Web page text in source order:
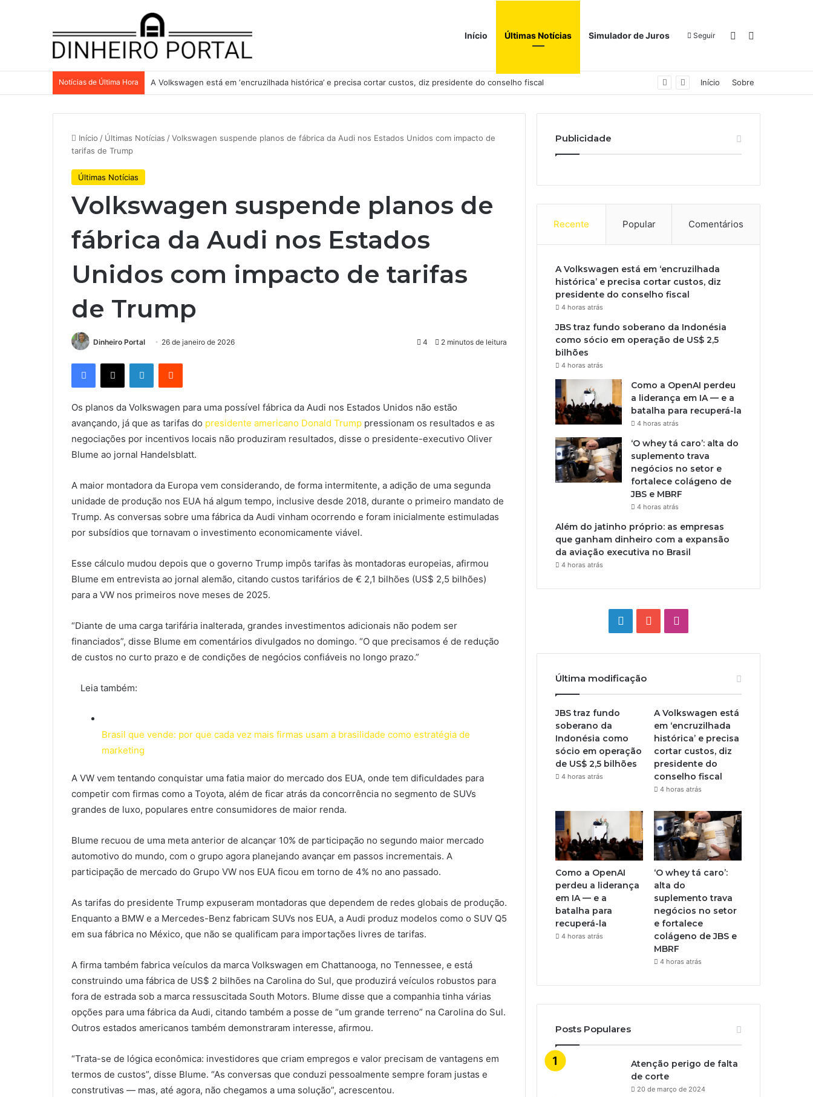
Início Últimas Notícias Simulador de Juros Seguir Switch skin
Notícias de Última Hora A Volkswagen está em ‘encruzilhada histórica’ e precisa cortar custos, diz presidente do conselho fiscal Início Sobre
Início / Últimas Notícias /Volkswagen suspende planos de fábrica da Audi nos Estados Unidos com impacto de
tarifas de Trump
Últimas Notícias
Volkswagen suspende planos de
fábrica da Audi nos Estados
Unidos com impacto de tarifas
de Trump
Dinheiro Portal 26 de janeiro de 2026 4 2 minutos de leitura
Facebook
X LinkedinReddit
Os planos da Volkswagen para uma possível fábrica da Audi nos Estados Unidos não estão
avançando, já que as tarifas do presidente americano Donald Trump pressionam os resultados e as
negociações por incentivos locais não produziram resultados, disse o presidente-executivo Oliver
Blume ao jornal Handelsblatt.
A maior montadora da Europa vem considerando, de forma intermitente, a adição de uma segunda
unidade de produção nos EUA há algum tempo, inclusive desde 2018, durante o primeiro mandato de
Trump. As conversas sobre uma fábrica da Audi vinham ocorrendo e foram inicialmente estimuladas
por subsídios que tornavam o investimento economicamente viável.
Esse cálculo mudou depois que o governo Trump impôs tarifas às montadoras europeias, afirmou
Blume em entrevista ao jornal alemão, citando custos tarifários de € 2,1 bilhões (US$ 2,5 bilhões)
para a VW nos primeiros nove meses de 2025.
“Diante de uma carga tarifária inalterada, grandes investimentos adicionais não podem ser
financiados”, disse Blume em comentários divulgados no domingo. “O que precisamos é de redução
de custos no curto prazo e de condições de negócios confiáveis no longo prazo.”
Leia também:
Brasil que vende: por que cada vez mais firmas usam a brasilidade como estratégia de
marketing
A VW vem tentando conquistar uma fatia maior do mercado dos EUA, onde tem dificuldades para
competir com firmas como a Toyota, além de ficar atrás da concorrência no segmento de SUVs
grandes de luxo, populares entre consumidores de maior renda.
Blume recuou de uma meta anterior de alcançar 10% de participação no segundo maior mercado
automotivo do mundo, com o grupo agora planejando avançar em passos incrementais. A
participação de mercado do Grupo VW nos EUA ficou em torno de 4% no ano passado.
As tarifas do presidente Trump expuseram montadoras que dependem de redes globais de produção.
Enquanto a BMW e a Mercedes-Benz fabricam SUVs nos EUA, a Audi produz modelos como o SUV Q5
em sua fábrica no México, que não se qualificam para importações livres de tarifas.
A firma também fabrica veículos da marca Volkswagen em Chattanooga, no Tennessee, e está
construindo uma fábrica de US$ 2 bilhões na Carolina do Sul, que produzirá veículos robustos para
fora de estrada sob a marca ressuscitada South Motors. Blume disse que a companhia tinha várias
opções para uma fábrica da Audi, citando também a posse de “um grande terreno” na Carolina do Sul.
Outros estados americanos também demonstraram interesse, afirmou.
“Trata-se de lógica econômica: investidores que criam empregos e valor precisam de vantagens em
termos de custos”, disse Blume. “As conversas que conduzi pessoalmente sempre foram justas e
construtivas — mas, até agora, não chegamos a uma solução”, acrescentou.
Publicidade
Recente Popular Comentários
A Volkswagen está em ‘encruzilhada
histórica’ e precisa cortar custos, diz
presidente do conselho fiscal
4 horas atrás
JBS traz fundo soberano da Indonésia
como sócio em operação de US$ 2,5
bilhões
4 horas atrás
Como a OpenAI perdeu
a liderança em IA — e a
batalha para recuperá-la
4 horas atrás
‘O whey tá caro’: alta do
suplemento trava
negócios no setor e
fortalece colágeno de
JBS e MBRF
4 horas atrás
Além do jatinho próprio: as empresas
que ganham dinheiro com a expansão
da aviação executiva no Brasil
4 horas atrás
LinkedinYouTube
Última modificação
JBS traz fundo
soberano da
Indonésia como
sócio em operação
de US$ 2,5 bilhões
4 horas atrás
A Volkswagen está
em ‘encruzilhada
histórica’ e precisa
cortar custos, diz
presidente do
conselho fiscal
4 horas atrás
Como a OpenAI
perdeu a liderança
em IA — e a
batalha para
recuperá-la
4 horas atrás
‘O whey tá caro’:
alta do
suplemento trava
negócios no setor
e fortalece
colágeno de JBS e
MBRF
4 horas atrás
Posts Populares
Atenção perigo de falta
de corte
20 de março de 2024